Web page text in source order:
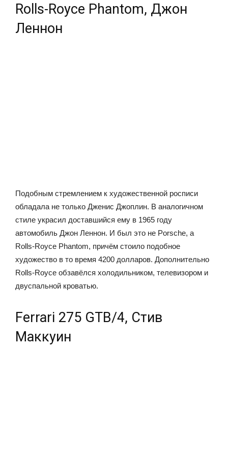
Rolls-Royce Phantom, Джон
Леннон
Подобным стремлением к художественной росписи
обладала не только Дженис Джоплин. В аналогичном
стиле украсил доставшийся ему в 1965 году
автомобиль Джон Леннон. И был это не Porsche, а
Rolls-Royce Phantom, причём стоило подобное
художество в то время 4200 долларов. Дополнительно
Rolls-Royce обзавёлся холодильником, телевизором и
двуспальной кроватью.
Ferrari 275 GTB/4, Стив
Маккуин